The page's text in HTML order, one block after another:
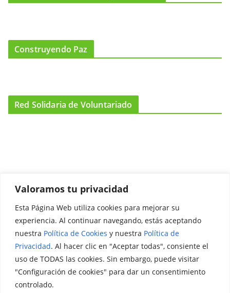
Valoramos tu privacidad
Esta Página Web utiliza cookies para mejorar su
experiencia. Al continuar navegando, estás aceptando
nuestra Política de Cookies y nuestra Política de
Privacidad. Al hacer clic en "Aceptar todas", consiente el
uso de TODAS las cookies. Sin embargo, puede visitar
"Configuración de cookies" para dar un consentimiento
controlado.
Construyendo Paz
Red Solidaria de Voluntariado
Promociónate
Legal
Aviso Legal
Política de Privacidad
Política de Cookies